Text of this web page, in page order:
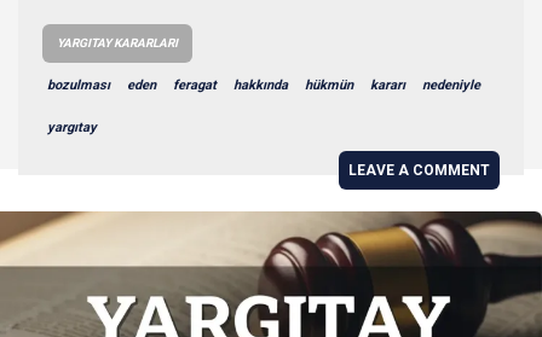
YARGITAY KARARLARI
bozulması eden feragat hakkında hükmün kararı nedeniyle
yargıtay
LEAVE A COMMENT